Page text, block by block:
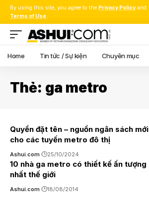
By using this site, you agree to the Privacy Policy and
Terms of Use.
Home Tin tức / Sự kiện Chuyên mục
Thẻ: ga metro
Quyền đặt tên – nguồn ngân sách mới
cho các tuyến metro đô thị
Ashui.com 25/10/2024
10 nhà ga metro có thiết kế ấn tượng
nhất thế giới
Ashui.com 18/08/2014